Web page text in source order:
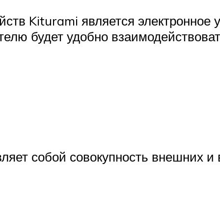
Kiturami является электронное
будет удобно
собой совокупность внешних